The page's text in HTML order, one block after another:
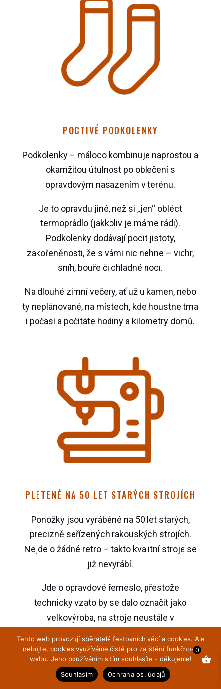
POCTIVÉ PODKOLENKY
Podkolenky – máloco kombinuje naprostou a
okamžitou útulnost po oblečení s
opravdovým nasazením v terénu.
Je to opravdu jiné, než si „jen“ obléct
termoprádlo (jakkoliv je máme rádi).
Podkolenky dodávají pocit jistoty,
zakořeněnosti, že s vámi nic nehne – vichr,
sníh, bouře či chladné noci.
Na dlouhé zimní večery, ať už u kamen, nebo
ty neplánované, na místech, kde houstne tma
i počasí a počítáte hodiny a kilometry domů.
PLETENÉ NA 50 LET STARÝCH STROJÍCH
Ponožky jsou vyráběné na 50 let starých,
precizně seřízených rakouských strojích.
Nejde o žádné retro – takto kvalitní stroje se
již nevyrábí.
Jde o opravdové řemeslo, přestože
technicky vzato by se dalo označit jako
velkovýroba, na stroje neustále v
přesně, jak s nimi pracovat tak, aby kvalita
byla bez výkyvů, a odpovídala normám, které
jsou nastavené pro opravdové zimy a
0
Tento web provozují sběratelé festovních věcí a cookies. Ale
nebojte, cookies využíváme čistě pro zajištění funkčnosti
webu. Jeho používáním s tím souhlasíte - děkujeme!
Souhlasím
Ochrana os. údajů